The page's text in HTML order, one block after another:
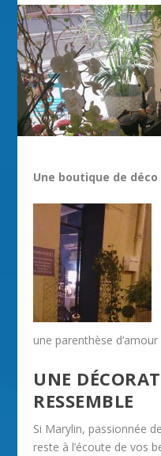
Une boutique de
une parenthèse
UNE
RESSEMBLE
Si Marylin, passionnée
reste à l’écoute de vos